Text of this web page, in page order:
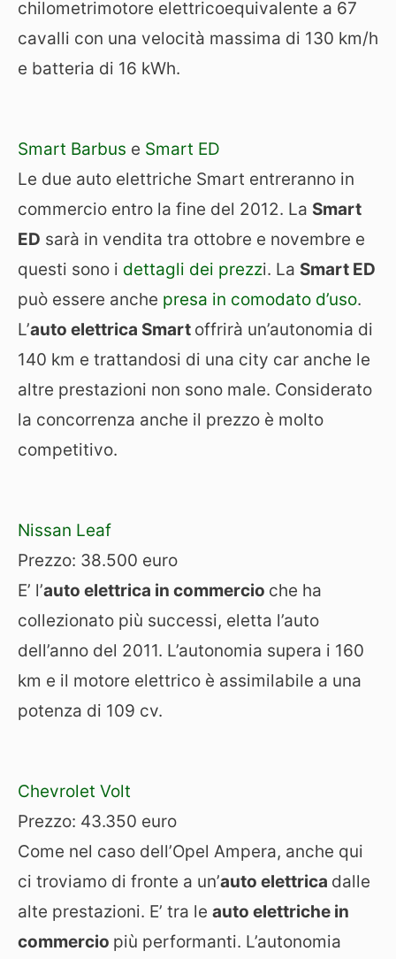
chilometrimotore elettricoequivalente a 67
cavalli con una velocità massima di 130 km/h
e batteria di 16 kWh.
Smart Barbus e Smart ED
Le due auto elettriche Smart entreranno in
commercio entro la fine del 2012. La Smart
ED sarà in vendita tra ottobre e novembre e
questi sono i dettagli dei prezzi. La Smart ED
può essere anche presa in comodato d’uso.
L’auto elettrica Smart offrirà un’autonomia di
140 km e trattandosi di una city car anche le
altre prestazioni non sono male. Considerato
la concorrenza anche il prezzo è molto
competitivo.
Nissan Leaf
Prezzo: 38.500 euro
E’ l’auto elettrica in commercio che ha
collezionato più successi, eletta l’auto
dell’anno del 2011. L’autonomia supera i 160
km e il motore elettrico è assimilabile a una
potenza di 109 cv.
Chevrolet Volt
Prezzo: 43.350 euro
Come nel caso dell’Opel Ampera, anche qui
ci troviamo di fronte a un’auto elettrica dalle
alte prestazioni. E’ tra le auto elettriche in
commercio più performanti. L’autonomia